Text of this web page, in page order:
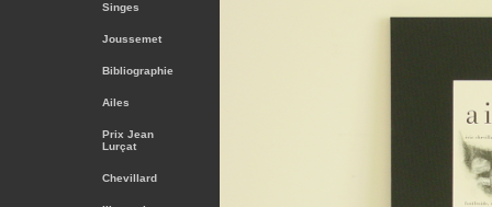
Singes
Joussemet
Bibliographie
Ailes
Prix Jean
Lurçat
Chevillard